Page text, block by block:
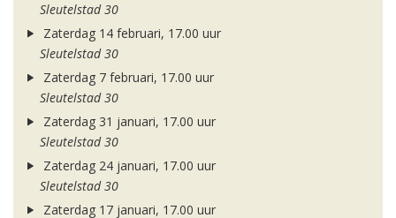
Sleutelstad 30
Zaterdag 14 februari, 17.00 uur
Sleutelstad 30
Zaterdag 7 februari, 17.00 uur
Sleutelstad 30
Zaterdag 31 januari, 17.00 uur
Sleutelstad 30
Zaterdag 24 januari, 17.00 uur
Sleutelstad 30
Zaterdag 17 januari, 17.00 uur